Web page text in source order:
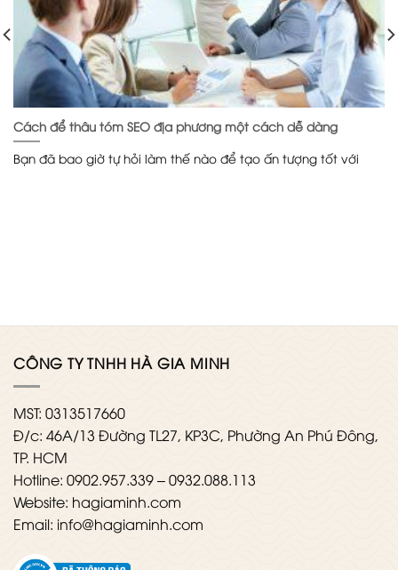
Cách để thâu tóm SEO địa phương một cách dễ dàng
Bạn đã bao giờ tự hỏi làm thế nào để tạo ấn tượng tốt với
CÔNG TY TNHH HÀ GIA MINH
MST: 0313517660
Đ/c: 46A/13 Đường TL27, KP3C, Phường An Phú Đông,
TP. HCM
Hotline: 0902.957.339 – 0932.088.113
Website: hagiaminh.com
Email: info@hagiaminh.com